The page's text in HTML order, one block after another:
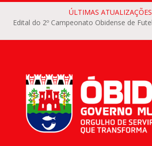
ÚLTIMAS
Edital do 2º Campeonato Obidense de